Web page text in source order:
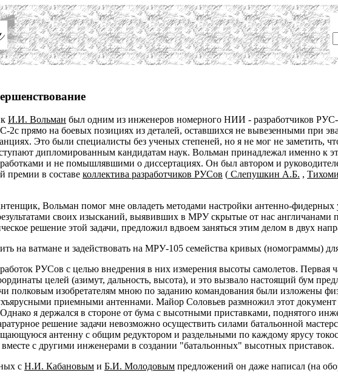
И.И. Вольман был одним из инженеров номерного НИИ - разработчиков
2с прямо на боевых позициях из деталей, оставшихся не вывезенными при
Это были специалисты без ученых степеней, но я не мог не заметить,
дипломированным кандидатам наук. Вольман принадлежал именно к
и не помышлявшими о диссертациях. Он был автором и
премии в составе коллектива разработчиков РУСов ( Слепушкин А.Б. ,
Вольман помог мне овладеть методами настройки антенно-
своих изысканий, выявивших в МРУ скрытые от нас англичанами
решение этой задачи, предложил вдвоем заняться этим делом в двух
на ватмане и задействовать на МРУ-105 семейства кривых (номограммы)
РУСов с целью внедрения в них измерения высоты самолетов. Первая
целей (азимут, дальность, высота), и это вызвало настоящий бум
полковым изобретателям мною по заданию командования были изложены
приемными антеннами. Майор Соловьев размножил этот документ
я держался в стороне от бума с высотными приставками, поднятого
решение задачи невозможно осуществить силами батальонной
антенну с общим редуктором и раздельными по каждому ярусу
вместе с другими инженерами в создании "батальонных" высотных приставок.
с Н.И. Кабановым и Б.И. Молодовым предложений он даже написал (на